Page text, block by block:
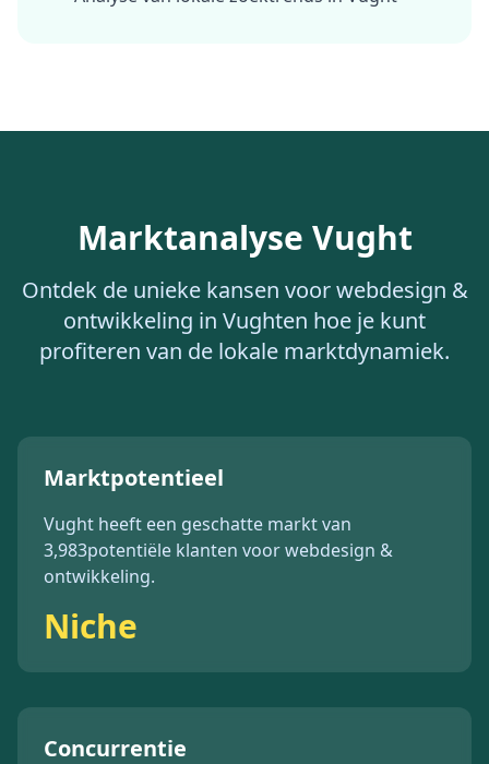
Marktanalyse Vught
Ontdek de unieke kansen voorwebdesign &
ontwikkeling in Vughten hoe je kunt
profiteren van de lokale marktdynamiek.
Marktpotentieel
Vught heeft een geschatte markt van
3,983potentiële klanten voorwebdesign &
ontwikkeling.
Niche
Concurrentie